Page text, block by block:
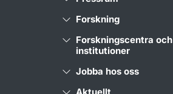
Forskning
Forskningscentra och
institutioner
Jobba hos oss